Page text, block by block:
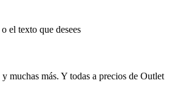
el texto que desees
y muchas más. Y todas a precios de Outlet